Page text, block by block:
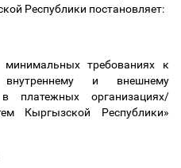
Республики постановляет:
требованиях к
внутреннему и внешнему
платежных организациях/
Кыргызской Республики»